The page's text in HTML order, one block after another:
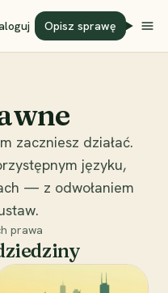
Opisz sprawę
zaczniesz działać.
języku,
— z odwołaniem
prawa